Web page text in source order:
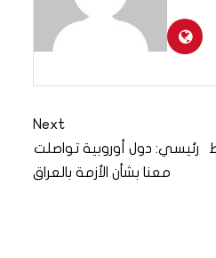
Next
رئيسي: دول أوروبية تواصلت
معنا بشأن الأزمة بالعراق